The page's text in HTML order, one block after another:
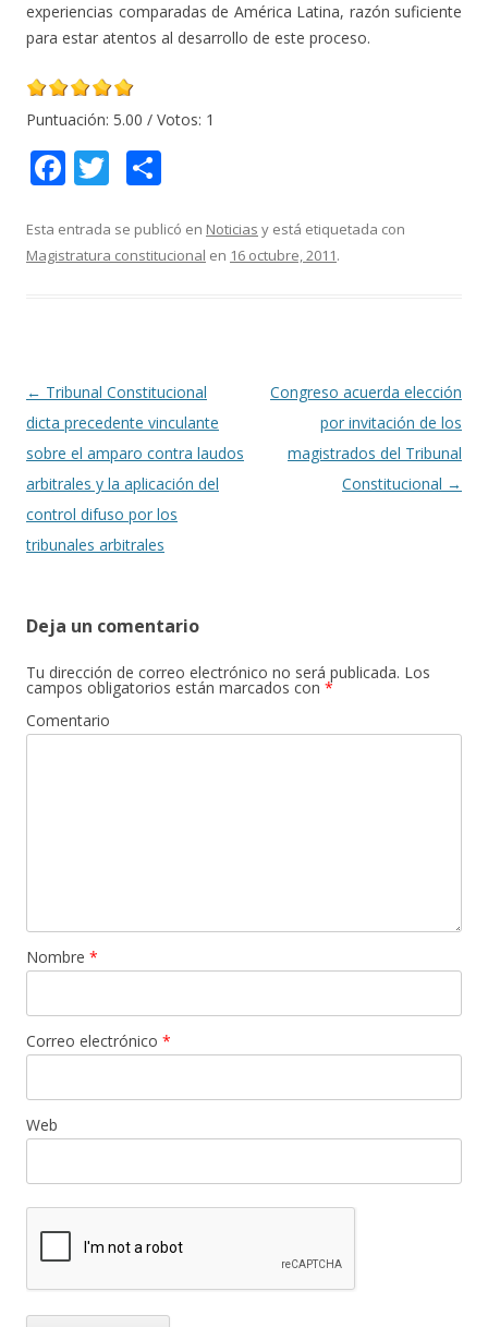
experiencias comparadas de América Latina, razón suficiente
para estar atentos al desarrollo de este proceso.
Puntuación: 5.00 / Votos: 1
F
e
b
k
T
itt
er
m
p
r
Esta entrada se publicó en Noticias y está etiquetada con
Magistratura constitucional en 16 octubre, 2011.
Navegación
de
entradas
← Tribunal Constitucional
dicta precedente vinculante
sobre el amparo contra laudos
arbitrales y la aplicación del
control difuso por los
tribunales arbitrales
Congreso acuerda elección
por invitación de los
magistrados del Tribunal
Constitucional →
Deja un comentario
Tu dirección de correo electrónico no será publicada. Los
campos obligatorios están marcados con *
Comentario
Nombre *
Correo electrónico *
Web